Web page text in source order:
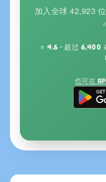
加入全球 42,923
⭐ 4.6 · 超过 6,400
也可在